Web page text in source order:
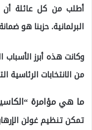
أطلب من كل عائلة أن
البرلمانية. حزبنا هو
وكانت هذه أبرز
من الانتخابات الرئاسية
ما هي مؤامرة